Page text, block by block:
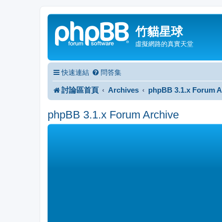
竹貓星球
虛擬網路的真實天堂
快速連結 問答集
討論區首頁 Archives phpBB 3.1.x Forum
phpBB 3.1.x Forum Archive